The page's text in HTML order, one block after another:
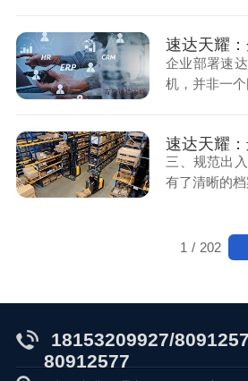
企业部署速
机，并非一
三、规范出
有了清晰的
1 / 202
18153209927/
80912577